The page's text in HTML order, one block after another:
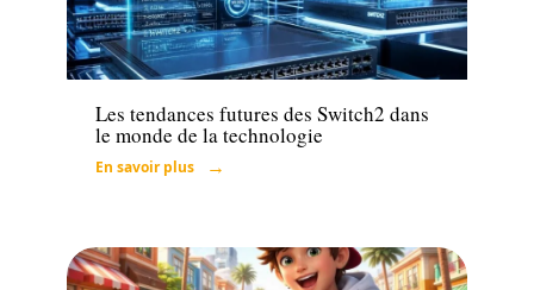
Tech
Les tendances futures des Switch2 dans
le monde de la technologie
En savoir plus